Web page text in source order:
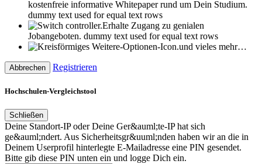
kostenfreie informative Whitepaper rund um Dein Studium.
dummy text used for equal text rows
Erhalte Zugang zu genialen
Jobangeboten. dummy text used for equal text rows
und vieles mehr…
Abbrechen Registrieren
Hochschulen-Vergleichstool
Schließen
Deine Standort-IP oder Deine Ger&auml;te-IP hat sich
ge&auml;ndert. Aus Sicherheitsgr&uuml;nden haben wir an die in
Deinem Userprofil hinterlegte E-Mailadresse eine PIN gesendet.
Bitte gib diese PIN unten ein und logge Dich ein.